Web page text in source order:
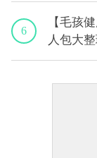
6
【毛孩
人包大